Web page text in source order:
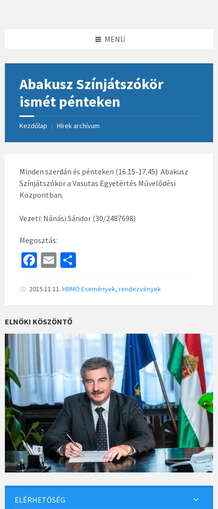
MENÜ
Abakusz Színjátszókör
ismét pénteken
Kezdőlap / Hírek archívum
Minden szerdán és pénteken (16.15-17.45) Abakusz
Színjátszókör a Vasutas Egyetértés Művelődési
Központban.
Vezeti: Nánási Sándor (30/2487698)
Megosztás:
Fa
b
o
o
k
E
ai
l
ar
e
2015.11.11. HBMÖ Események, rendezvények
ELNÖKI KÖSZÖNTŐ
ELÉRHETŐSÉG